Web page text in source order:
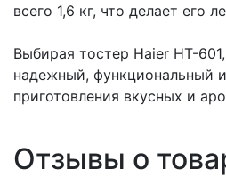
всего 1,6 кг, что делает его
Выбирая тостер Haier HT-
надежный, функциональный
приготовления вкусных и
Отзывы о